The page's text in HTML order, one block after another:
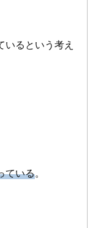
るという考え
ている。